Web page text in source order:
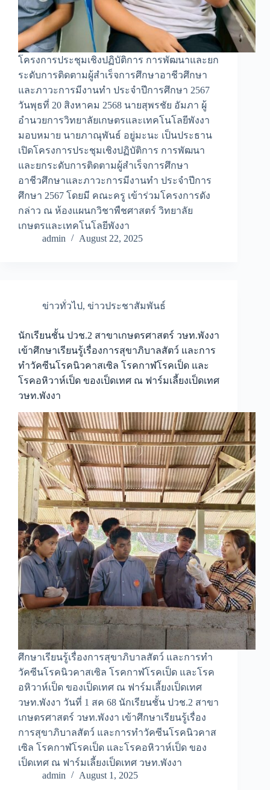
โครงการประชุมเชิงปฏิบัติการ การพัฒนาและยก
ระดับการติดตามผู้สำเร็จการศึกษาอาชีวศึกษา
และภาวะการมีงานทำ ประจำปีการศึกษา 2567
วันพุธที่ 20 สิงหาคม 2568 นายสุพรชัย อัมภา ผู้
อำนวยการวิทยาลัยเกษตรและเทคโนโลยีพังงา
มอบหมาย นายภาณุพันธ์ อยู่มะนะ เป็นประธาน
เปิดโครงการประชุมเชิงปฏิบัติการ การพัฒนา
และยกระดับการติดตามผู้สำเร็จการศึกษา
อาชีวศึกษาและภาวะการมีงานทำ ประจำปีการ
ศึกษา 2567 โดยมี คณะครู เข้าร่วมโครงการดัง
กล่าว ณ ห้องแผนกวิชาพืชศาสตร์ วิทยาลัย
เกษตรและเทคโนโลยีพังงา
admin
August 22, 2025
ข่าวทั่วไป, ข่าวประชาสัมพันธ์
นักเรียนชั้น ปวช.2 สาขาเกษตรศาสตร์ วษท.พังงา
เข้าศึกษาเรียนรู้เรื่องการสุขาภิบาลสัตว์ และการ
ทำวัคซีนโรคนิวคาสเซิล โรคกาฬโรคเป็ด และ
โรคอหิวาห์เป็ด ของเป็ดเทศ ณ ฟาร์มเลี้ยงเป็ดเทศ
วษท.พังงา
ศึกษาเรียนรู้เรื่องการสุขาภิบาลสัตว์ และการทำ
วัคซีนโรคนิวคาสเซิล โรคกาฬโรคเป็ด และโรค
อหิวาห์เป็ด ของเป็ดเทศ ณ ฟาร์มเลี้ยงเป็ดเทศ
วษท.พังงา วันที่ 1 สค 68 นักเรียนชั้น ปวช.2 สาขา
เกษตรศาสตร์ วษท.พังงา เข้าศึกษาเรียนรู้เรื่อง
การสุขาภิบาลสัตว์ และการทำวัคซีนโรคนิวคาส
เซิล โรคกาฬโรคเป็ด และโรคอหิวาห์เป็ด ของ
เป็ดเทศ ณ ฟาร์มเลี้ยงเป็ดเทศ วษท.พังงา
admin
August 1, 2025